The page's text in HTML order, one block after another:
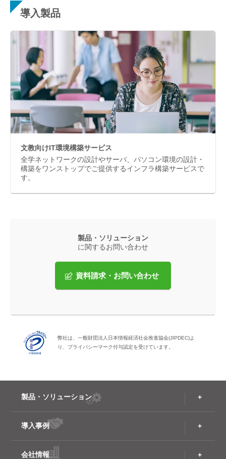
導入製品
文教向けIT環境構築サービス
全学ネットワークの設計やサーバ、パソコン環境の設計・
構築をワンストップでご提供するインフラ構築サービスで
す。
製品・ソリューション
に関するお問い合わせ
資料請求・お問い合わせ
弊社は、一般財団法人日本情報経済社会推進協会(JIPDEC)よ
り、プライバシーマーク付与認定を受けています。
製品・ソリューション
導入事例
会社情報